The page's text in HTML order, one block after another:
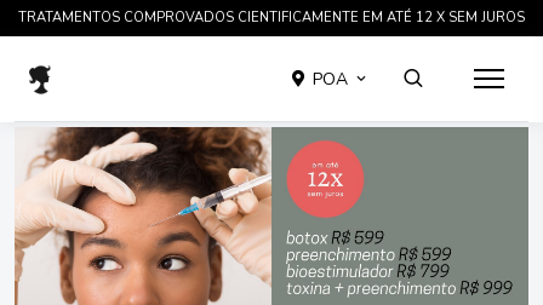
TRATAMENTOS COMPROVADOS CIENTIFICAMENTE EM ATÉ 12 X SEM JUROS
POA